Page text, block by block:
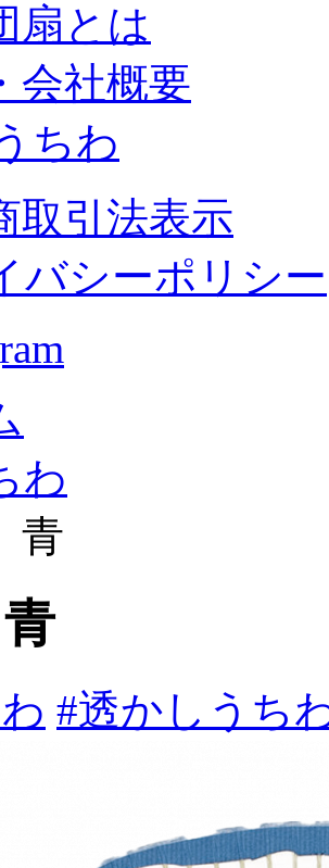
扇とは
会社概要
ちわ
取引法表示
バシーポリシー
わ
青
#透かしうち